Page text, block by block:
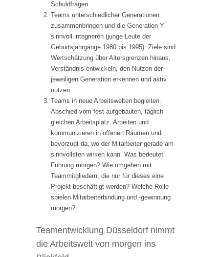
Schuldfragen.
Teams unterschiedlicher Generationen
zusammenbringen und die Generation Y
sinnvoll integrieren (junge Leute der
Geburtsjahrgänge 1980 bis 1995). Ziele sind
Wertschätzung über Altersgrenzen hinaus,
Verständnis entwickeln, den Nutzen der
jeweiligen Generation erkennen und aktiv
nutzen
Teams in neue Arbeitswelten begleiten.
Abschied vom fest aufgebauten, täglich
gleichen Arbeitsplatz. Arbeiten und
kommunizieren in offenen Räumen und
bevorzugt da, wo der Mitarbeiter gerade am
sinnvollsten wirken kann. Was bedeutet
Führung morgen? Wie umgehen mit
Teammitgliedern, die nur für dieses eine
Projekt beschäftigt werden? Welche Rolle
spielen Mitarbeiterbindung und -gewinnung
morgen?
Teamentwicklung Düsseldorf nimmt
die Arbeitswelt von morgen ins